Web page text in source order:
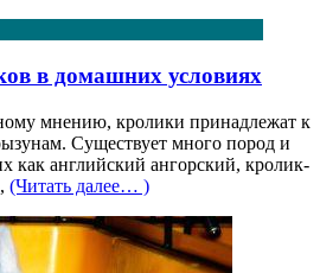
в домашних условиях
мнению, кролики принадлежат к
Существует много пород и
как английский ангорский, кролик-
(Читать далее… )